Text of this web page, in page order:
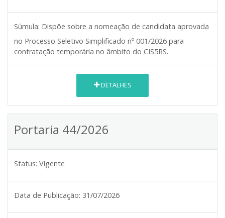
Súmula: Dispõe sobre a nomeação de candidata aprovada
no Processo Seletivo Simplificado nº 001/2026 para
contratação temporária no âmbito do CIS5RS.
DETALHES
Portaria 44/2026
Status: Vigente
Data de Publicação: 31/07/2026